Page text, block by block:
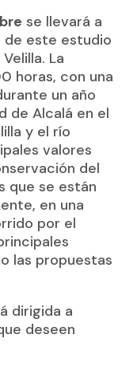
se llevará a
de este estudio
La
horas, con una
un año
de Alcalá en el
y el río
valores
del
que se están
en una
por el
las propuestas
dirigida a
deseen